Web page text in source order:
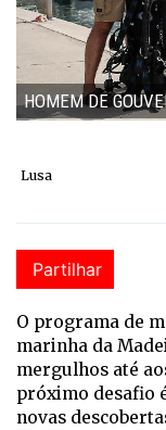
HOMEM DE
Lusa
Partilhar
O programa de
marinha da
mergulhos até
próximo desafio
novas